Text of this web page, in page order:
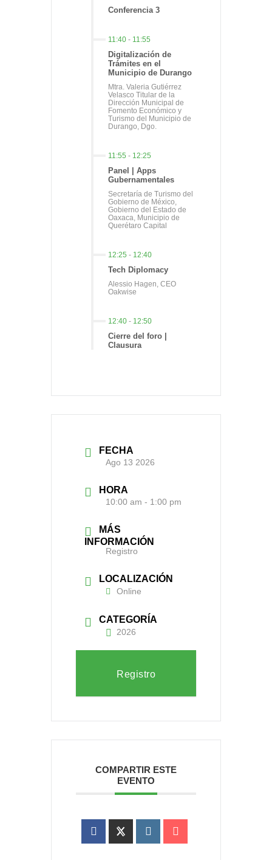
Conferencia 3
11:40 - 11:55
Digitalización de
Trámites en el
Municipio de Durango
Mtra. Valeria Gutiérrez
Velasco Titular de la
Dirección Municipal de
Fomento Económico y
Turismo del Municipio de
Durango, Dgo.
11:55 - 12:25
Panel | Apps
Gubernamentales
Secretaría de Turismo del
Gobierno de México,
Gobierno del Estado de
Oaxaca, Municipio de
Querétaro Capital
12:25 - 12:40
Tech Diplomacy
Alessio Hagen, CEO
Oakwise
12:40 - 12:50
Cierre del foro |
Clausura
FECHA
Ago 13 2026
HORA
10:00 am - 1:00 pm
MÁS
INFORMACIÓN
Registro
LOCALIZACIÓN
Online
CATEGORÍA
2026
Registro
COMPARTIR ESTE
EVENTO